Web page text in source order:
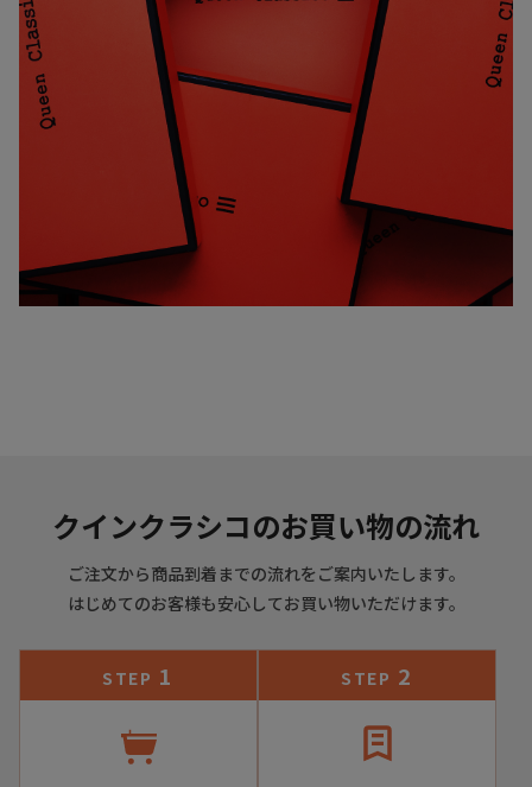
クインクラシコのお買い物の流れ
ご注文から商品到着までの流れをご案内いたします。
はじめてのお客様も安心してお買い物いただけます。
STEP 1 STEP 2